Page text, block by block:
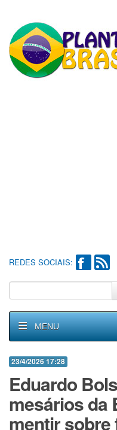
REDES SOCIAIS:
MENU
23/4/2026 17:28
Eduardo
mesários da
mentir sobre